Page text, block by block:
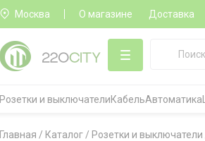
Москва О магазине Доставка
Розетки и выключателиКабельАвтоматика
Главная / Каталог / Розетки и выключатели